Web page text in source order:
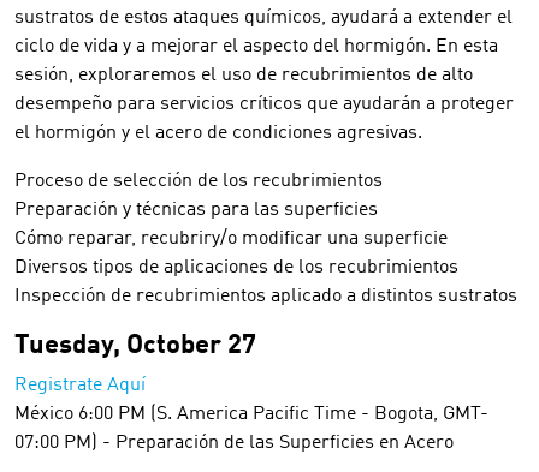
sustratos de estos ataques químicos, ayudará a extender el
ciclo de vida y a mejorar el aspecto del hormigón. En esta
sesión, exploraremos el uso de recubrimientos de alto
desempeño para servicios críticos que ayudarán a proteger
el hormigón y el acero de condiciones agresivas.
Proceso de selección de los recubrimientos
Preparación y técnicas para las superficies
Cómo reparar, recubriry/o modificar una superficie
Diversos tipos de aplicaciones de los recubrimientos
Inspección de recubrimientos aplicado a distintos sustratos
Tuesday, October 27
Registrate Aquí
México 6:00 PM (S. America Pacific Time - Bogota, GMT-
07:00 PM) - Preparación de las Superficies en Acero